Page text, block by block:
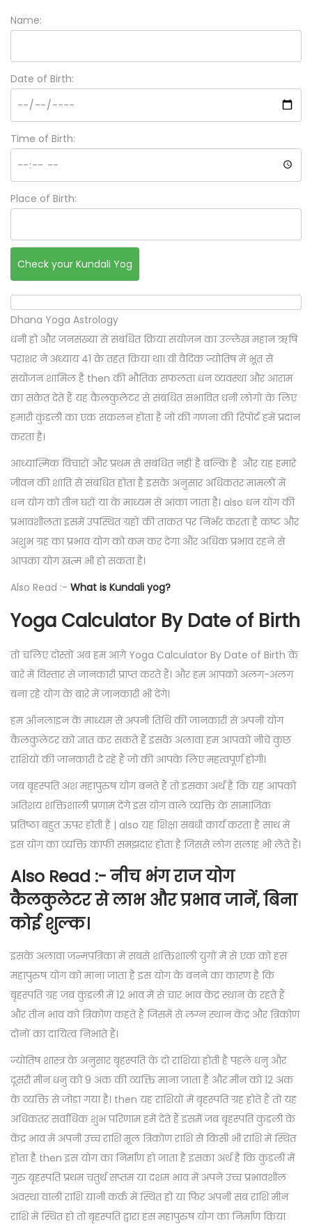
Name:
Date of Birth:
Time of Birth:
Place of Birth:
Dhana Yoga Astrology
धनी हो और जनसंख्या से संबंधित क्रिया संयोजन का उल्लेख महान ऋषि
पराशर ने अध्याय 41 के तहत किया था। वी वैदिक ज्योतिष में भूत से
संयोजन शामिल है then की भौतिक सफलता धन व्यवस्था और आराम
का संकेत देते हैं यह कैलकुलेटर से संबंधित संभावित धनी लोगों के लिए
हमारी कुंडली का एक संकलन होता है जो की गणना की रिपोर्ट हमें प्रदान
करता है।
आध्यात्मिक विचारों और प्रथम से संबंधित नहीं है बल्कि है और यह हमारे
जीवन की शांति से संबंधित होता है इसके अनुसार अधिकतर मामलों में
धन योग को तीन घरों या के माध्यम से आंका जाता है। also धन योग की
प्रभावशीलता इसमें उपस्थित ग्रहों की ताकत पर निर्भर करता है कष्ट और
अशुभ ग्रह का प्रभाव योग को कम कर देगा और अधिक प्रभाव रहने से
आपका योग खत्म भी हो सकता है।
Also Read :- What is Kundali yog?
Yoga Calculator By Date of Birth
तो चलिए दोस्तों अब हम आगे Yoga Calculator By Date of Birth के
बारे में विस्तार से जानकारी प्राप्त करते हैं। और हम आपको अलग-अलग
बना रहे योग के बारे में जानकारी भी देंगे।
हम ऑनलाइन के माध्यम से अपनी तिथि की जानकारी से अपनी योग
कैलकुलेटर को ज्ञात कर सकते हैं इसके अलावा हम आपको नीचे कुछ
राशियों की जानकारी दे रहे हैं जो की आपके लिए महत्वपूर्ण होगी।
जब बृहस्पति अंश महापुरुष योग बनते हैं तो इसका अर्थ है कि यह आपको
अतिशय शक्तिशाली प्रणाम देंगे इस योग वाले व्यक्ति के सामाजिक
प्रतिष्ठा बहुत ऊपर होती है | also यह शिक्षा संबंधी कार्य करता है साथ में
इस योग का व्यक्ति काफी समझदार होता है जिससे लोग सलाह भी लेते हैं।
Also Read :-नीच भंग राज योग
कैलकुलेटर से लाभ और प्रभाव जानें, बिना
कोई शुल्क।
इसके अलावा जन्मपत्रिका में सबसे शक्तिशाली युगों में से एक को हंस
महापुरुष योग को माना जाता है इस योग के बनने का कारण है कि
बृहस्पति ग्रह जब कुंडली में 12 भाव में से चार भाव केंद्र स्थान के रहते हैं
और तीन भाव को त्रिकोण कहते हैं जिसमें से लग्न स्थान केंद्र और त्रिकोण
दोनों का दायित्व निभाते हैं।
ज्योतिष शास्त्र के अनुसार बृहस्पति के दो राशियां होती है पहले धनु और
दूसरी मीन धनु को 9 अंक की व्यक्ति माना जाता है और मीन को 12 अंक
के व्यक्ति से जोड़ा गया है। then यह राशियों में बृहस्पति ग्रह होते हैं तो यह
अधिकतर सर्वाधिक शुभ परिणाम हमें देते हैं इसमें जब बृहस्पति कुंडली के
केंद्र भाव में अपनी उच्च राशि मूल त्रिकोण राशि से किसी भी राशि में स्थित
होता है then इस योग का निर्माण हो जाता है इसका अर्थ है कि कुंडली में
गुरु बृहस्पति प्रथम चतुर्थ सप्तम या दशम भाव में अपने उच्च प्रभावशील
अवस्था वाली राशि यानी कर्क में स्थित हो या फिर अपनी सब राशि मीन
राशि में स्थित हो तो बृहस्पति द्वारा हंस महापुरुष योग का निर्माण किया